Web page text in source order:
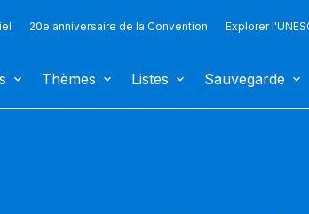
20e anniversaire de la Convention Explorer
Thèmes Listes Sauvegarde